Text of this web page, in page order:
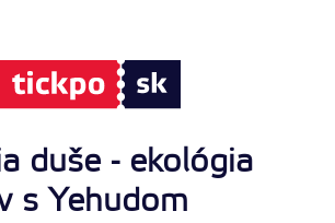
duše - ekológia
s Yehudom